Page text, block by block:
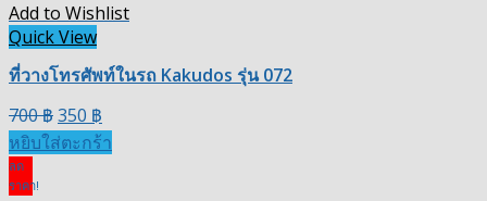
Add to Wishlist
Quick View
ที่วางโทรศัพท์ในรถ Kakudos รุ่น 072
700฿350 ฿
หยิบใส่ตะกร้า
ลด
ราคา!